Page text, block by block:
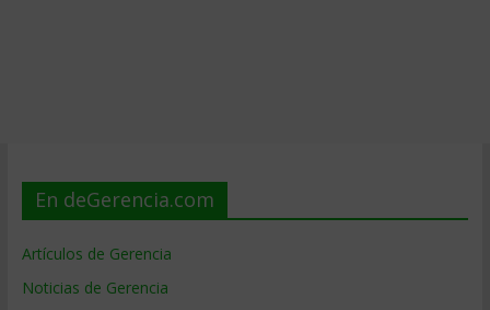
En deGerencia.com
Artículos de Gerencia
Noticias de Gerencia